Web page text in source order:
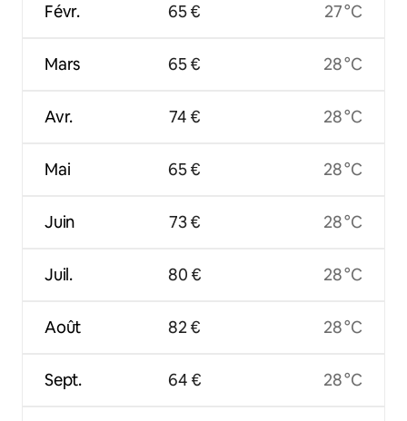
Févr.
Mars
Avr.
Mai
Juin
Juil.
Août
Sept.
65 €
65 €
74 €
65 €
73 €
80 €
82 €
64 €
27 °C
28 °C
28 °C
28 °C
28 °C
28 °C
28 °C
28 °C